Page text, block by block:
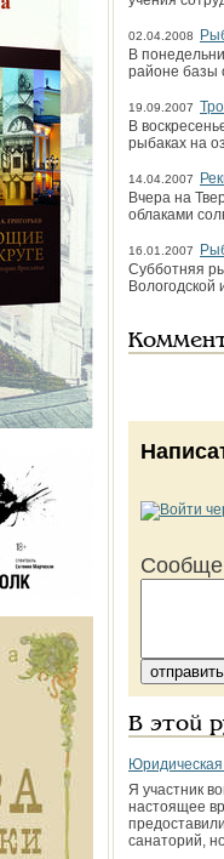
02.04.2008
В
районе базы
19.09.2007
В
рыбаках на
14.04.2007
Вчера на
облаками
16.01.2007
Субботняя
Вологодской
В этой
Юридическая
Я участник
настоящее
санаторий,